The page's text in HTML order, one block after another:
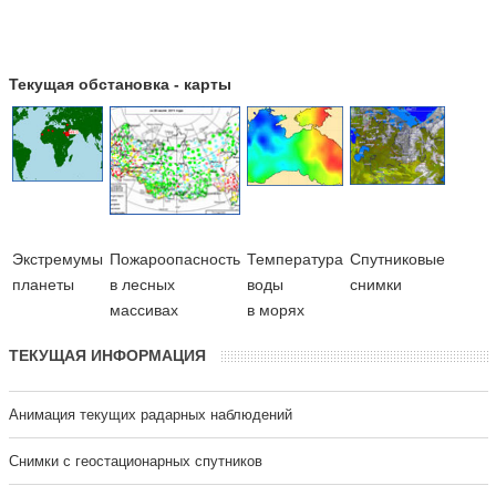
Текущая обстановка - карты
Экстремумы
планеты
Пожароопасность
в лесных
массивах
Температура
воды
в морях
Cпутниковые
снимки
ТЕКУЩАЯ ИНФОРМАЦИЯ
Анимация текущих радарных наблюдений
Cнимки с геостационарных спутников